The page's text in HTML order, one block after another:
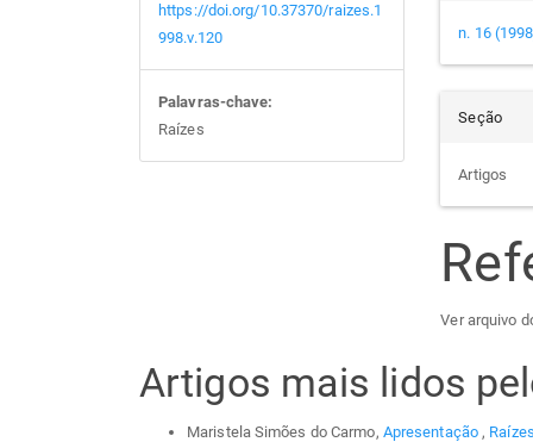
https://doi.org/10.37370/raizes.1
998.v.120
Palavras-chave:
Raízes
n. 16
Seção
Artigos
Ver arquivo
Artigos mais lidos
Maristela Simões do Carmo, Apresentação,